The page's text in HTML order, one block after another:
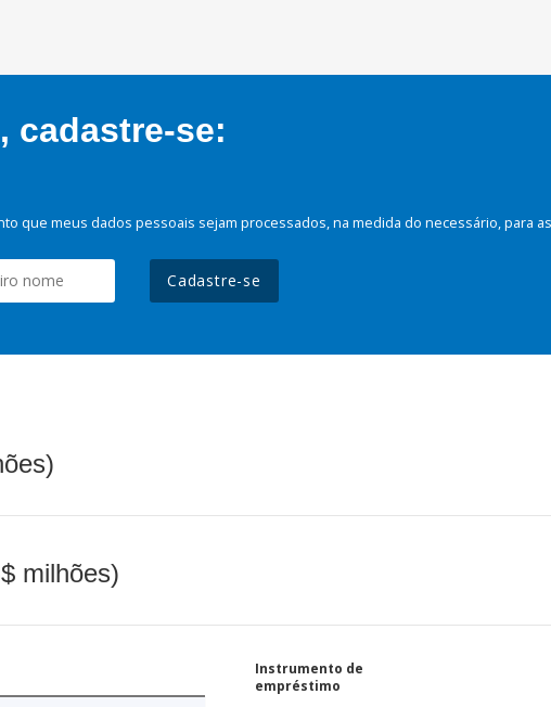
cadastre-se:
que meus dados pessoais sejam processados, na medida do necessário, para
Cadastre-se
milhões)
Instrumento de
empréstimo